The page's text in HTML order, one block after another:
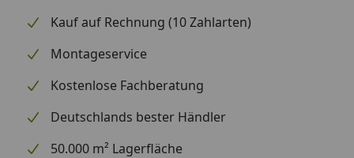
Kauf auf Rechnung (10 Zahlarten)
Montageservice
Kostenlose Fachberatung
Deutschlands bester Händler
50.000 m² Lagerfläche